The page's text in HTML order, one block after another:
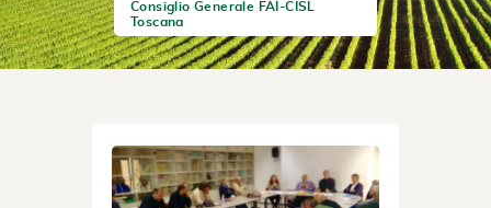
Consiglio Generale FAI-CISL
Toscana